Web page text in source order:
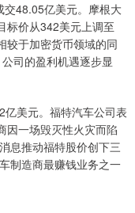
48.05亿美元。摩根大
标价从342美元上调至
较于加密货币领域的同
司的盈利机遇逐步显
美元。福特汽车公司表
因一场毁灭性火灾而陷
息推动福特股价创下三
制造商最赚钱业务之一